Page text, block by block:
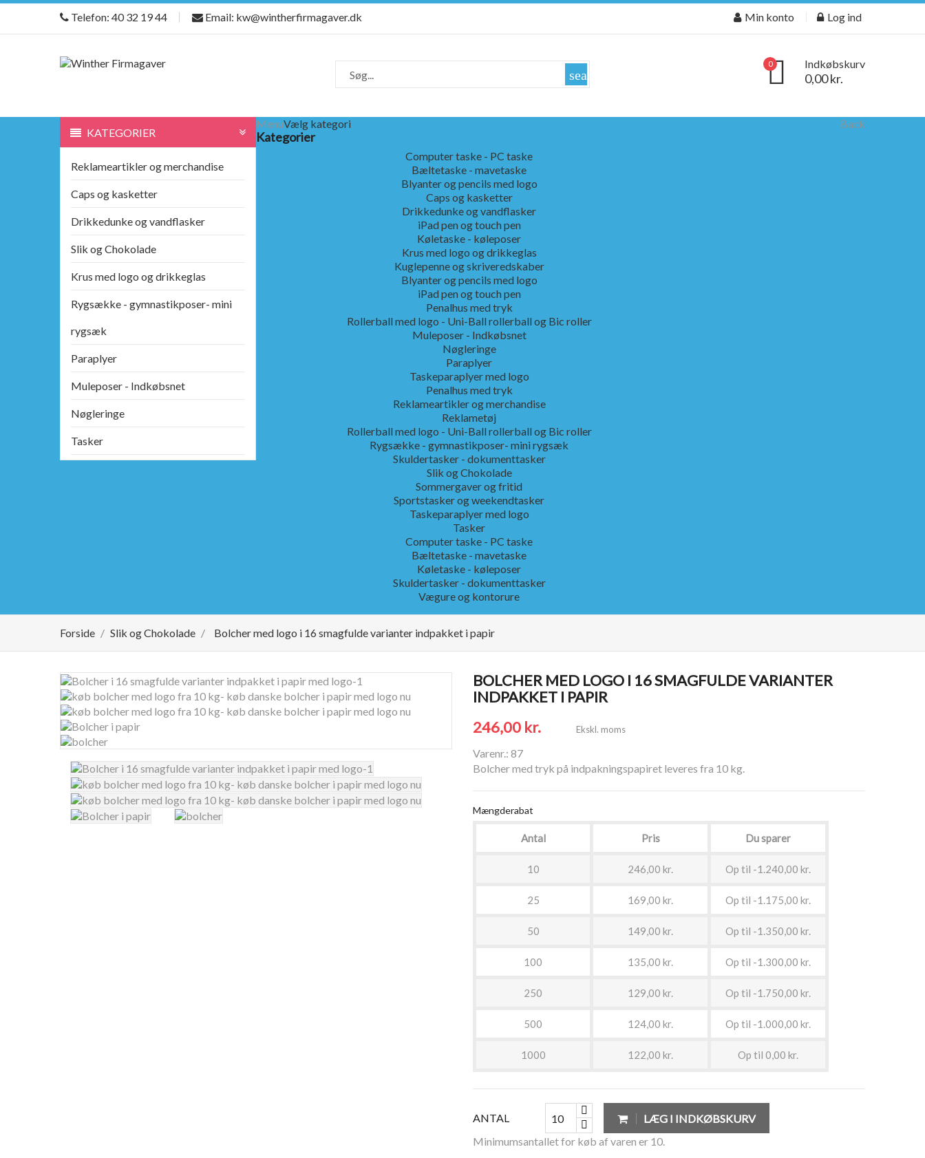
Telefon: 40 32 19 44 Email: kw@wintherfirmagaver.dk Min konto Log ind
Indkøbskurv
0,00 kr.
0
search
KATEGORIER
Reklameartikler og merchandise
Caps og kasketter
Drikkedunke og vandflasker
Slik og Chokolade
Krus med logo og drikkeglas
Rygsække - gymnastikposer- mini
rygsæk
Paraplyer
Muleposer - Indkøbsnet
Nøgleringe
Tasker
Menu Back
Vælg kategori
Kategorier
Computer taske - PC taske
Bæltetaske - mavetaske
Blyanter og pencils med logo
Caps og kasketter
Drikkedunke og vandflasker
iPad pen og touch pen
Køletaske - køleposer
Krus med logo og drikkeglas
Kuglepenne og skriveredskaber
Blyanter og pencils med logo
iPad pen og touch pen
Penalhus med tryk
Rollerball med logo - Uni-Ball rollerball og Bic roller
Muleposer - Indkøbsnet
Nøgleringe
Paraplyer
Taskeparaplyer med logo
Penalhus med tryk
Reklameartikler og merchandise
Reklametøj
Rollerball med logo - Uni-Ball rollerball og Bic roller
Rygsække - gymnastikposer- mini rygsæk
Skuldertasker - dokumenttasker
Slik og Chokolade
Sommergaver og fritid
Sportstasker og weekendtasker
Taskeparaplyer med logo
Tasker
Computer taske - PC taske
Bæltetaske - mavetaske
Køletaske - køleposer
Skuldertasker - dokumenttasker
Vægure og kontorure
Forside Slik og Chokolade Bolcher med logo i 16 smagfulde varianter indpakket i papir
BOLCHER MED LOGO I 16 SMAGFULDE VARIANTER
INDPAKKET I PAPIR
246,00 kr.
Ekskl. moms
Varenr.: 87
Bolcher med tryk på indpakningspapiret leveres fra 10 kg.
Mængderabat
Antal Pris Du sparer
10 246,00 kr. Op til -1.240,00 kr.
25 169,00 kr. Op til -1.175,00 kr.
50 149,00 kr. Op til -1.350,00 kr.
100 135,00 kr. Op til -1.300,00 kr.
250 129,00 kr. Op til -1.750,00 kr.
500 124,00 kr. Op til -1.000,00 kr.
1000 122,00 kr. Op til 0,00 kr.
ANTAL
LÆG I INDKØBSKURV
Minimumsantallet for køb af varen er 10.